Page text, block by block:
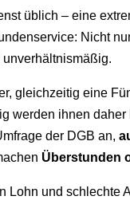
üblich – eine
Nicht
gleichzeitig eine
werden ihnen daher
der DGB an,
Überstunden
Lohn und schlechte